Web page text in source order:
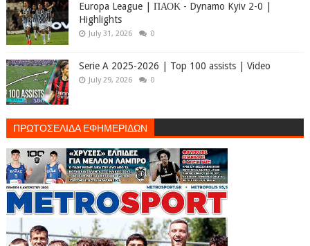
Europa League | ΠΑΟΚ - Dynamo Kyiv 2-0 |
Highlights
July 31, 2026 0
Serie A 2025-2026 | Top 100 assists | Video
July 29, 2026 0
ΠΡΩΤΟΣΕΛΙΔΑ ΕΦΗΜΕΡΙΔΩΝ